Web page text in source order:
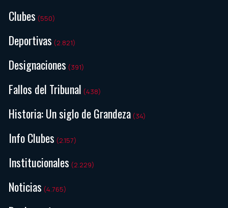
Clubes (550)
Deportivas (2.821)
Designaciones (391)
Fallos del Tribunal (438)
Historia: Un siglo de Grandeza (34)
Info Clubes (2.157)
Institucionales (2.229)
Noticias (4.765)